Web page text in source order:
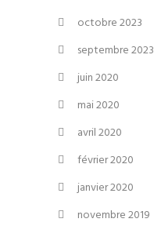
octobre 2023
septembre 2023
juin 2020
mai 2020
avril 2020
février 2020
janvier 2020
novembre 2019